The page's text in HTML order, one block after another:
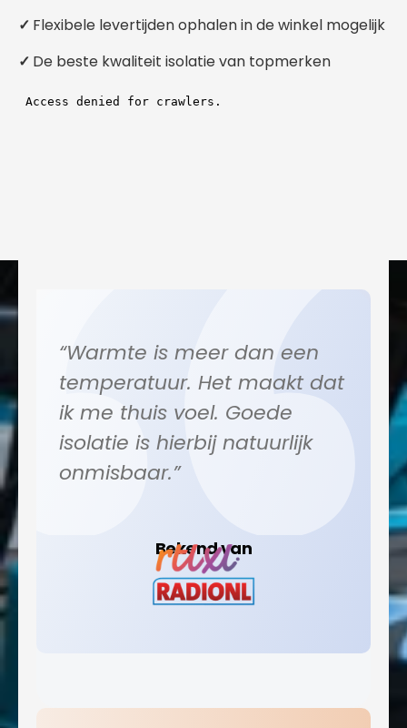
✓ Flexibele levertijden ophalen in de winkel mogelijk
✓ De beste kwaliteit isolatie van topmerken
“Warmte is meer dan een
temperatuur. Het maakt dat
ik me thuis voel. Goede
isolatie is hierbij natuurlijk
onmisbaar.”
Bekend van